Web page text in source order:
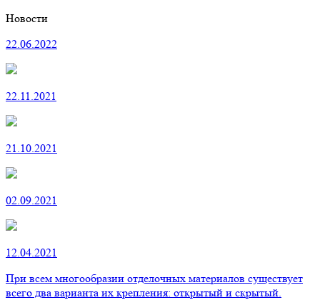
Новости
22.06.2022
22.11.2021
21.10.2021
02.09.2021
12.04.2021
При всем многообразии отделочных материалов существует
всего два варианта их крепления: открытый и скрытый.